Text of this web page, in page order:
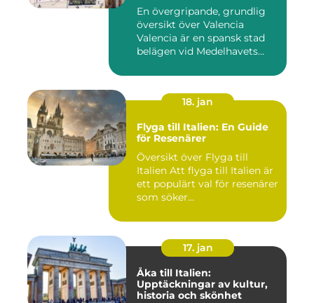
En övergripande, grundlig
översikt över Valencia
Valencia är en spansk stad
belägen vid Medelhavets...
18. jan
Flyga till Italien: En Guide
för Resenärer
Översikt över Flyga till
Italien Att flyga till Italien är
ett populärt val för resenärer
som söker...
17. jan
Åka till Italien:
Upptäckningar av kultur,
historia och skönhet